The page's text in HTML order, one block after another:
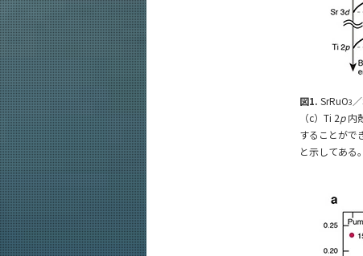
図1. SrRuO3
（c）Ti 2p内
することがで
と示してある